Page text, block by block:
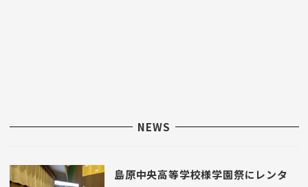
NEWS
島原中央高等学校様学園祭にレンタ